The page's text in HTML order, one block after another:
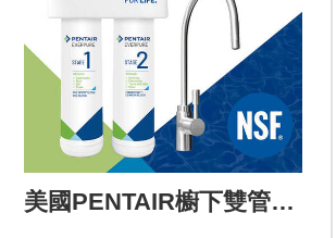
美國PENTAIR櫥下雙管生飲淨水設備活性炭加強除鉛F2200(0.5微米)+基本安裝